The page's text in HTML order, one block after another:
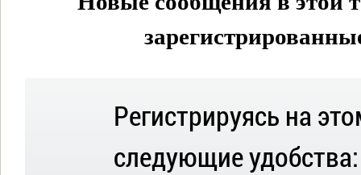
Регистрируясь на
следующие удобства: